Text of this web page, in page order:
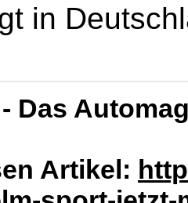
in
- Das
Artikel: